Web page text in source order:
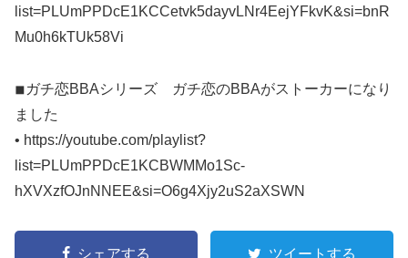
list=PLUmPPDcE1KCCetvk5dayvLNr4EejYFkvK&si=bnR
Mu0h6kTUk58Vi
◾︎ガチ恋BBAシリーズ ガチ恋のBBAがストーカーになり
ました
• https://youtube.com/playlist?
list=PLUmPPDcE1KCBWMMo1Sc-
hXVXzfOJnNNEE&si=O6g4Xjy2uS2aXSWN
シェアする ツイートする